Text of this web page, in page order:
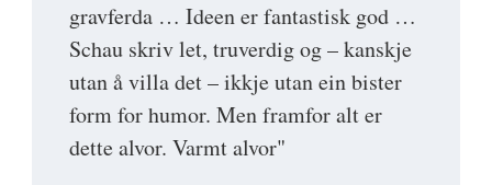
gravferda … Ideen er fantastisk god …
Schau skriv let, truverdig og – kanskje
utan å villa det – ikkje utan ein bister
form for humor. Men framfor alt er
dette alvor. Varmt alvor"